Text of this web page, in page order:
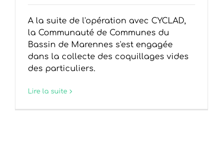
A la suite de l'opération avec CYCLAD,
la Communauté de Communes du
Bassin de Marennes s'est engagée
dans la collecte des coquillages vides
des particuliers.
Lire la suite